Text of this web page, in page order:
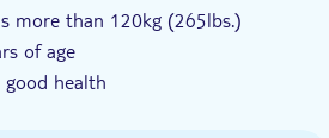
more than 120kg (265lbs.)
of age
health